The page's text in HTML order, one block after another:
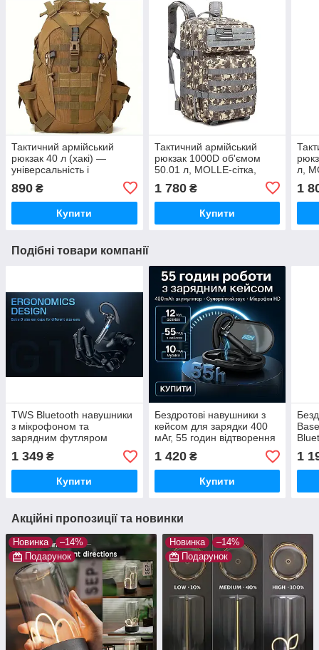
Тактичний армійський
рюкзак 40 л (хакі) —
універсальність і
890 ₴
Купити
Тактичний армійський
рюкзак 1000D об'ємом
50.01 л, MOLLE-сітка,
ремені Камуфляж
1 780₴
Купити
л,
1
Подібні товари компанії
TWS Bluetooth навушники
з мікрофоном та
зарядним футляром
400mAh, до 55 годин
автономної роботи для
спорту, роботи та водіння
1 349 ₴
Купити
Бездротові навушники з
кейсом для зарядки 400
мАг, 55 годин відтворення
1 420₴
Купити
1
Акційні пропозиції та новинки
Новинка
–14%
Подарунок
Новинка
–14%
Подарунок